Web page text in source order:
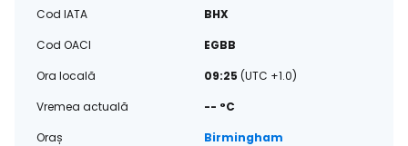
Cod IATA
BHX
Cod OACI
EGBB
Ora locală
09:25 (UTC +1.0)
Vremea actuală
-- °C
Oraș
Birmingham